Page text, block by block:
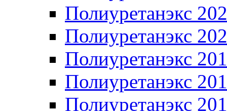
Полиуретанэкс
Полиуретанэкс
Полиуретанэкс
Полиуретанэкс
Полиуретанэкс